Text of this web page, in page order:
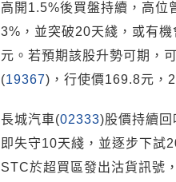
高開1.5%後買盤持續，高位
3%，並突破20天綫，或有
元。若預期該股升勢可期，
(19367)，行使價169.8元，
長城汽車(02333)股價持續
即失守10天綫，並逐步下試
STC於超買區發出沽貨訊號